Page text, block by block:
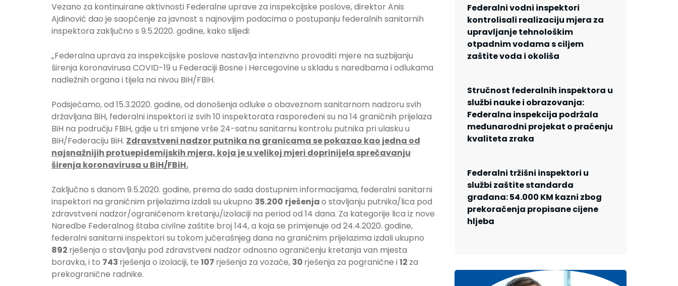
Vezano za kontinuirane aktivnosti Federalne uprave za inspekcijske poslove, direktor Anis
Ajdinović dao je saopćenje za javnost s najnovijim podacima o postupanju federalnih sanitarnih
inspektora zaključno s 9.5.2020. godine, kako slijedi:
„Federalna uprava za inspekcijske poslove nastavlja intenzivno provoditi mjere na suzbijanju
širenja koronavirusa COVID-19 u Federaciji Bosne i Hercegovine u skladu s naredbama i odlukama
nadležnih organa i tijela na nivou BiH/FBiH.
Podsjećamo, od 15.3.2020. godine, od donošenja odluke o obaveznom sanitarnom nadzoru svih
državljana BiH, federalni inspektori iz svih 10 inspektorata raspoređeni su na 14 graničnih prijelaza
BiH na području FBiH, gdje u tri smjene vrše 24-satnu sanitarnu kontrolu putnika pri ulasku u
BiH/Federaciju BiH. Zdravstveni nadzor putnika na granicama se pokazao kao jedna od
najsnažnijih protuepidemijskih mjera, koja je u velikoj mjeri doprinijela sprečavanju
širenja koronavirusa u BiH/FBiH.
Zaključno s danom 9.5.2020. godine, prema do sada dostupnim informacijama, federalni sanitarni
inspektori na graničnim prijelazima izdali su ukupno 35.200 rješenjao stavljanju putnika/lica pod
zdravstveni nadzor/ograničenom kretanju/izolaciji na period od 14 dana. Za kategorije lica iz nove
Naredbe Federalnog štaba civilne zaštite broj 144, a koja se primjenuje od 24.4.2020. godine,
federalni sanitarni inspektori su tokom jučerašnjeg dana na graničnim prijelazima izdali ukupno
892 rješenja o stavljanju pod zdravstveni nadzor odnosno ograničenju kretanja van mjesta
boravka, i to 743 rješenja o izolaciji, te 107 rješenja za vozače, 30 rješenja za pogranične i 12 za
prekogranične radnike.
Federalni vodni inspektori
kontrolisali realizaciju mjera za
upravljanje tehnološkim
otpadnim vodama s ciljem
zaštite voda i okoliša
Stručnost federalnih inspektora u
službi nauke i obrazovanja:
Federalna inspekcija podržala
međunarodni projekat o praćenju
kvaliteta zraka
Federalni tržišni inspektori u
službi zaštite standarda
građana: 54.000 KM kazni zbog
prekoračenja propisane cijene
hljeba